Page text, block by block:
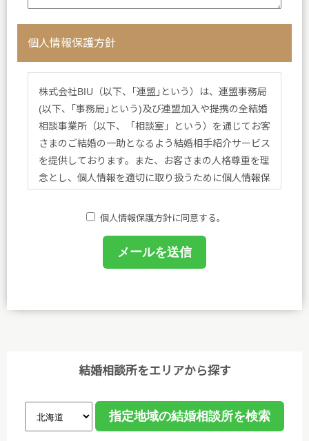
個人情報保護方針
株式会社BIU（以下、｢連盟｣という）は、連盟事務局
(以下、｢事務局｣という)及び連盟加入や提携の全結婚
相談事業所（以下、「相談室」という）を通じてお客
さまのご結婚の一助となるよう結婚相手紹介サービス
を提供しております。また、お客さまの人格尊重を理
念とし、個人情報を適切に取り扱うために個人情報保
する法令その他規範を遵守し、皆さまに安心と喜びを
(1)個人情報保護に関する規程を策定し、事務局及び
利用目的を明確にし、目的外利用を行わないための措
ます。
個人情報保護方針に同意する。
結婚相談所をエリアから探す